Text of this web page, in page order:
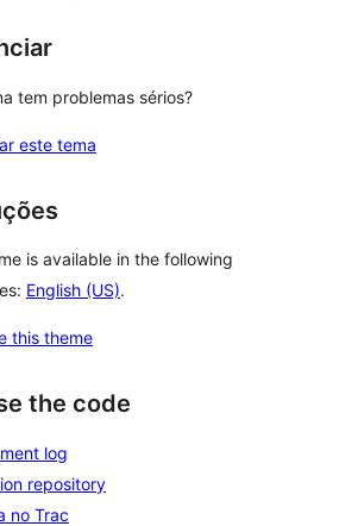
tem problemas sérios?
este tema
is available in the following
English (US).
this theme
the code
log
repository
no Trac